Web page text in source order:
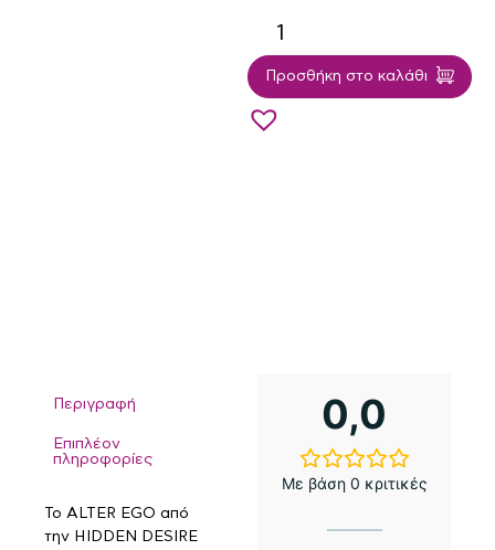
Προσθήκη στο καλάθι
0,0
Με βάση 0 κριτικές
Περιγραφή
Επιπλέον
πληροφορίες
Το ALTER EGO από
την HIDDEN DESIRE